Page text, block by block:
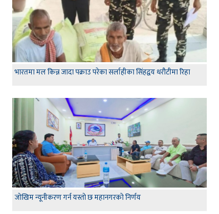
भारतमा मल किन्न जादा पक्राउ परेका सर्लाहीका सिंहद्वय धरौटीमा रिहा
जाेखिम न्यूनीकरण गर्न यस्ताे छ महानगरकाे निर्णय